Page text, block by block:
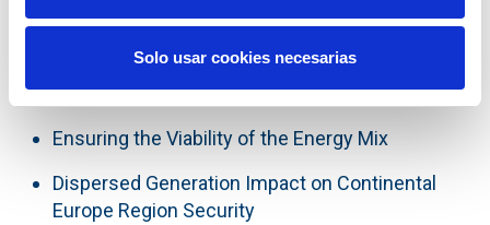
Solo usar cookies necesarias
ENTSO-E Solar Eclipse Impact FAQs
Future TSO Coordination for Europe Policy Paper
Ensuring the Viability of the Energy Mix
Dispersed Generation Impact on Continental
Europe Region Security